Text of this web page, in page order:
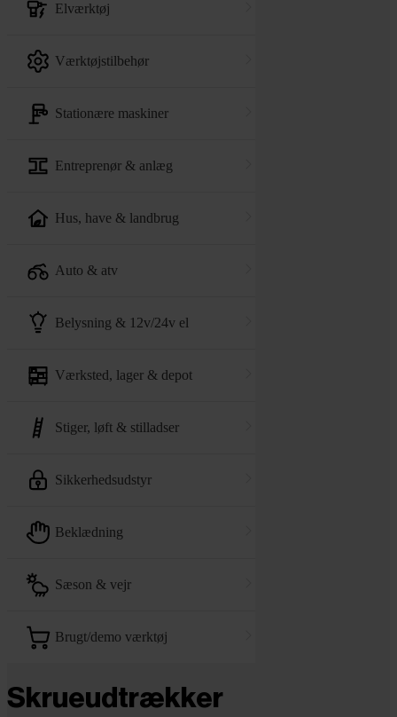
elværktøj
værktøjstilbehør
stationære maskiner
entreprenør & anlæg
hus, have & landbrug
auto & atv
belysning & 12v/24v el
værksted, lager & depot
stiger, løft & stilladser
sikkerhedsudstyr
beklædning
sæson & vejr
brugt/demo værktøj
Skrueudtrækker